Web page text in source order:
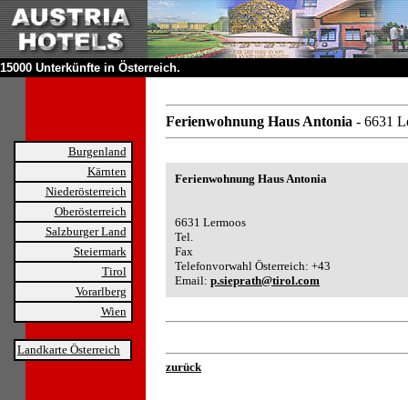
15000 Unterkünfte in Österreich.
Burgenland
Kärnten
Niederösterreich
Oberösterreich
Salzburger Land
Steiermark
Tirol
Vorarlberg
Wien
Landkarte Österreich
Ferienwohnung Haus Antonia - 6631
Ferienwohnung Haus Antonia
6631 Lermoos
Tel.
Fax
Telefonvorwahl Österreich: +43
Email: p.sieprath@tirol.com
zurück